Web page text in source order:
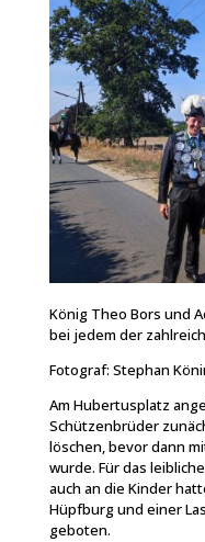
König Theo Bors und
bei jedem der
Fotograf: Stephan
Am Hubertusplatz
Schützenbrüder
löschen, bevor dann
wurde. Für das
auch an die Kinder
Hüpfburg und einer
geboten.